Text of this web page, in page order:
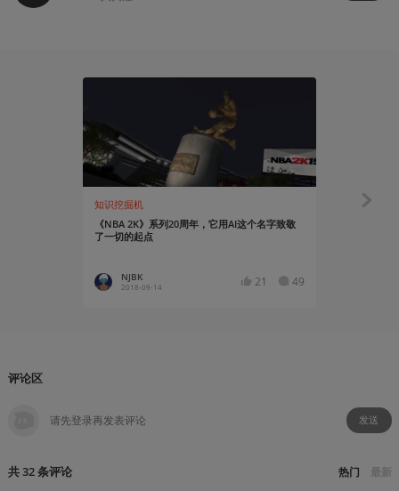
知识挖掘机
《NBA 2K》系列20周年，它用AI这个名字致敬
了一切的起点
NJBK
2018-09-14 21 49
评论区
发送
共32条评论 热门 最新